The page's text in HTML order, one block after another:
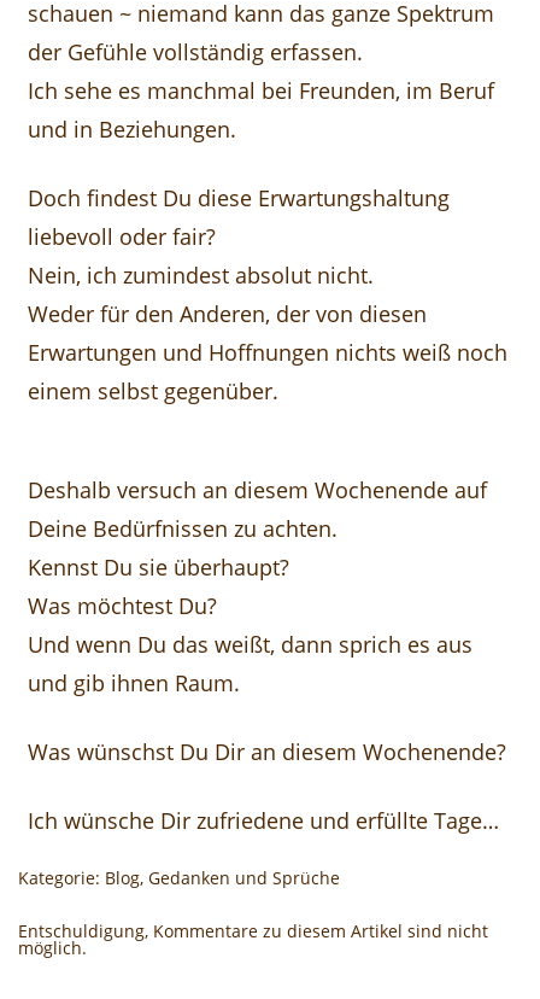
schauen ~ niemand kann das ganze Spektrum
der Gefühle vollständig erfassen.
Ich sehe es manchmal bei Freunden, im Beruf
und in Beziehungen.
Doch findest Du diese Erwartungshaltung
liebevoll oder fair?
Nein, ich zumindest absolut nicht.
Weder für den Anderen, der von diesen
Erwartungen und Hoffnungen nichts weiß noch
einem selbst gegenüber.
Deshalb versuch an diesem Wochenende auf
Deine Bedürfnissen zu achten.
Kennst Du sie überhaupt?
Was möchtest Du?
Und wenn Du das weißt, dann sprich es aus
und gib ihnen Raum.
Was wünschst Du Dir an diesem Wochenende?
Ich wünsche Dir zufriedene und erfüllte Tage…
Kategorie: Blog, Gedanken und Sprüche
Entschuldigung, Kommentare zu diesem Artikel sind nicht
möglich.